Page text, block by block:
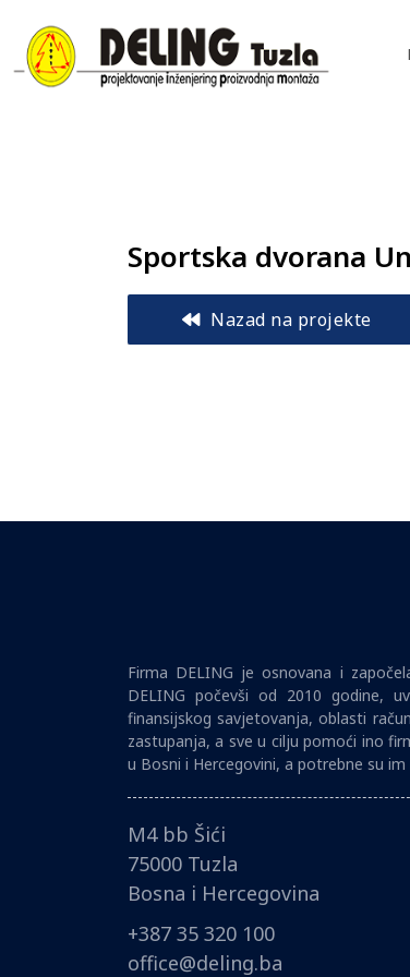
Sportska dvorana
Nazad na projekte
Firma DELING je osnovana i
DELING počevši od 2010 godine,
finansijskog savjetovanja, oblasti
zastupanja, a sve u cilju pomoći ino
u Bosni i Hercegovini, a potrebne su
M4 bb Šići
75000 Tuzla
Bosna i Hercegovina
+387 35 320 100
office@deling.ba